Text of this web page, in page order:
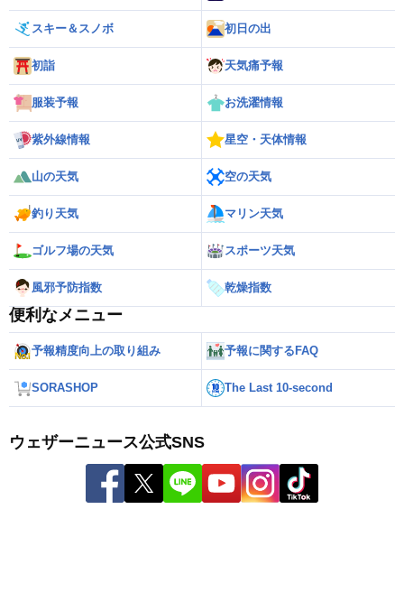
スキー＆スノボ 初日の出
初詣 天気痛予報
服装予報 お洗濯情報
紫外線情報 星空・天体情報
山の天気 空の天気
釣り天気 マリン天気
ゴルフ場の天気 スポーツ天気
風邪予防指数 乾燥指数
便利なメニュー
予報精度向上の取り組み 予報に関するFAQ
SORASHOP The Last 10-second
ウェザーニュース公式SNS